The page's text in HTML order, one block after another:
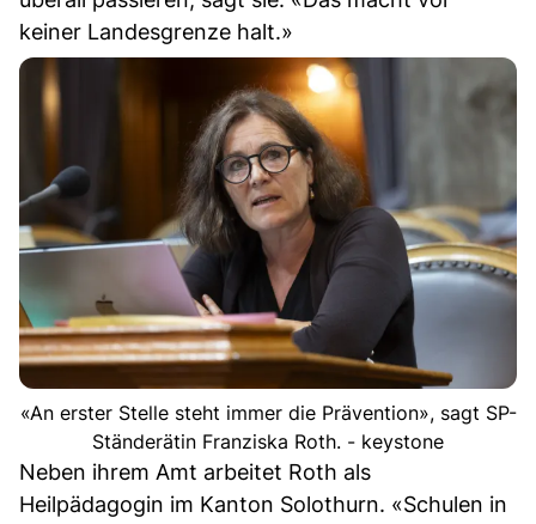
keiner Landesgrenze halt.»
«An erster Stelle steht immer die Prävention», sagt SP-
Ständerätin Franziska Roth. - keystone
Neben ihrem Amt arbeitet Roth als
Heilpädagogin im Kanton Solothurn. «Schulen in